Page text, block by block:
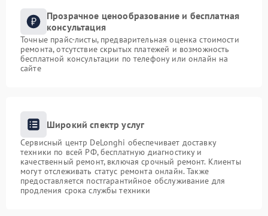
Прозрачное ценообразование и бесплатная
консультация
Точные прайс-листы, предварительная оценка стоимости
ремонта, отсутствие скрытых платежей и возможность
бесплатной консультации по телефону или онлайн на
сайте
Широкий спектр услуг
Сервисный центр DeLonghi обеспечивает доставку
техники по всей РФ, бесплатную диагностику и
качественный ремонт, включая срочный ремонт. Клиенты
могут отслеживать статус ремонта онлайн. Также
предоставляется постгарантийное обслуживание для
продления срока службы техники